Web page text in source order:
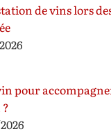
de vins lors
pour